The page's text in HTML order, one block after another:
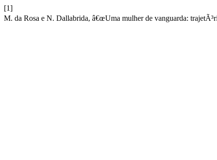
[1]
M. da Rosa e N. Dallabrida, â€œUma mulher de vanguarda: